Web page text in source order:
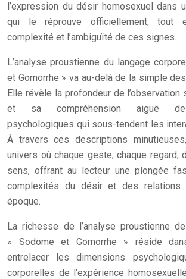
l’expression du désir homosexuel dans
qui le réprouve officiellement, tout
complexité et l’ambiguïté de ces signes.
L’analyse proustienne du langage
et Gomorrhe » va au-delà de la simple
Elle révèle la profondeur de l’observation
et sa compréhension aiguë
psychologiques qui sous-tendent les
À travers ces descriptions
univers où chaque geste, chaque regard,
sens, offrant au lecteur une plongée
complexités du désir et des relations
époque.
La richesse de l’analyse proustienne
« Sodome et Gomorrhe » réside
entrelacer les dimensions
corporelles de l’expérience